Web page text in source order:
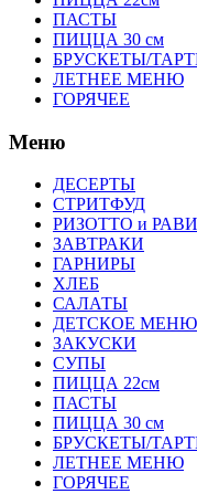
ПАСТЫ
ПИЦЦА 30 см
БРУСКЕТЫ/
ЛЕТНЕЕ МЕНЮ
ГОРЯЧЕЕ
Меню
ДЕСЕРТЫ
СТРИТФУД
РИЗОТТО и
ЗАВТРАКИ
ГАРНИРЫ
ХЛЕБ
САЛАТЫ
ДЕТСКОЕ МЕНЮ
ЗАКУСКИ
СУПЫ
ПИЦЦА 22см
ПАСТЫ
ПИЦЦА 30 см
БРУСКЕТЫ/
ЛЕТНЕЕ МЕНЮ
ГОРЯЧЕЕ